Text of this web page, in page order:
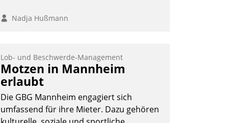
Nadja Hußmann
Lob- und Beschwerde-Management
Motzen in Mannheim
erlaubt
Die GBG Mannheim engagiert sich
umfassend für ihre Mieter. Dazu gehören